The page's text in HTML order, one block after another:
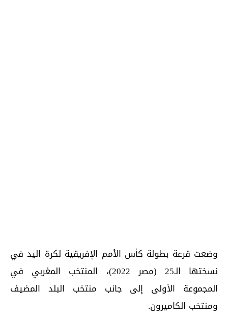
وضعت قرعة بطولة كأس الأمم الإفريقية لكرة اليد في
نسختها الـ25 (مصر 2022)، المنتخب المغربي في
المجموعة الأولى إلى جانب منتخب البلد المضيف
ومنتخب الكاميرون.